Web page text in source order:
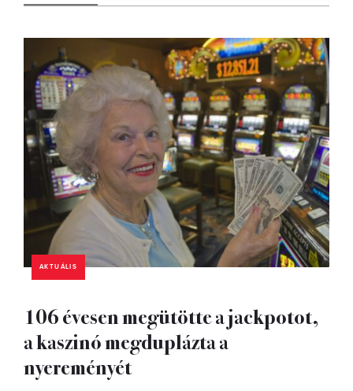
AKTUÁLIS
106 évesen megütötte a jackpotot,
a kaszinó megduplázta a
nyereményét